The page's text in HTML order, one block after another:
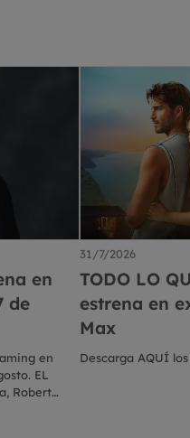
en
de
en
EL
Robert
31/7/2026
TODO LO
estrena en
Max
Descarga AQUÍ